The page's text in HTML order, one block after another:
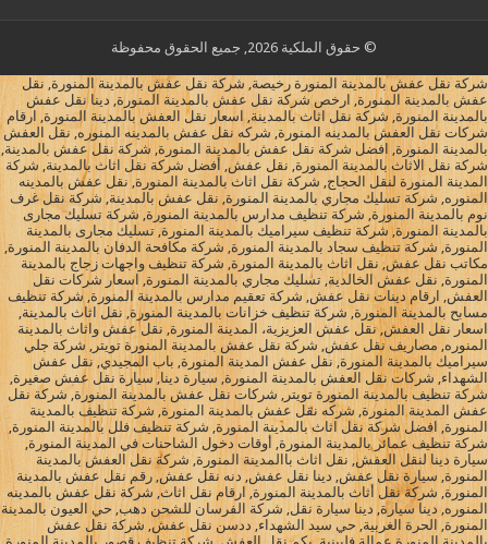
© حقوق الملكية 2026, جميع الحقوق محفوظة
شركة نقل عفش بالمدينة المنورة رخيصة, شركة نقل عفش بالمدينة المنورة, نقل
عفش بالمدينة المنورة, ارخص شركة نقل عفش بالمدينة المنورة, دينا نقل عفش
بالمدينة المنورة, شركة نقل اثاث بالمدينة, اسعار نقل العفش بالمدينة المنورة, ارقام
شركات نقل العفش بالمدينه المنورة, شركه نقل عفش بالمدينه المنوره, نقل العفش
بالمدينة المنورة, افضل شركة نقل عفش بالمدينة المنورة, شركة نقل عفش بالمدينة,
شركة نقل الاثاث بالمدينة المنورة, نقل عفش, أفضل شركة نقل اثاث بالمدينة, شركة
المدينة المنورة لنقل الحجاج, شركة نقل اثاث بالمدينة المنورة, نقل عفش بالمدينه
المنوره, شركة تسليك مجاري بالمدينة المنورة, نقل عفش بالمدينة, شركة نقل غرف
نوم بالمدينة المنورة, شركة تنظيف مدارس بالمدينة المنورة, شركة تسليك مجارى
بالمدينة المنورة, شركة تنظيف سيراميك بالمدينة المنورة, تسليك مجارى بالمدينة
المنورة, شركة تنظيف سجاد بالمدينة المنورة, شركة مكافحة الدفان بالمدينة المنورة,
مكاتب نقل عفش, نقل اثاث بالمدينة المنورة, شركة تنظيف واجهات زجاج بالمدينة
المنورة, نقل عفش الخالدية, تسليك مجاري بالمدينة المنورة, اسعار شركات نقل
العفش, ارقام دينات نقل عفش, شركة تعقيم مدارس بالمدينة المنورة, شركة تنظيف
مسابح بالمدينة المنورة, شركة تنظيف خزانات بالمدينة المنورة, نقل اثاث بالمدينة,
اسعار نقل العفش, نقل عفش العزيزية، المدينة المنورة, نقل عفش واثاث بالمدينة
المنوره, مصاريف نقل عفش, شركة نقل عفش بالمدينة المنورة تويتر, شركة جلي
سيراميك بالمدينة المنورة, نقل عفش المدينة المنورة, باب المجيدي, نقل عفش
الشهداء, شركات نقل العفش بالمدينة المنورة, سيارة دينا, سيارة نقل عفش صغيرة,
شركة تنظيف بالمدينة المنورة تويتر, شركات نقل عفش بالمدينة المنورة, شركة نقل
عفش المدينة المنورة, شركه نقل عفش بالمدينة المنورة, شركة تنظيف بالمدينة
المنورة, افضل شركة نقل اثاث بالمدينة المنورة, شركة تنظيف فلل بالمدينة المنورة,
شركة تنظيف عمائر بالمدينة المنورة, أوقات دخول الشاحنات في المدينة المنورة,
سيارة دينا لنقل العفش, نقل اثاث باالمدينة المنورة, شركة نقل العفش بالمدينة
المنورة, سيارة نقل عفش, دينا نقل عفش, دنه نقل عفش, رقم نقل عفش بالمدينة
المنورة, شركة نقل أثاث بالمدينة المنورة, ارقام نقل اثاث, شركة نقل عفش بالمدينه
المنوره, دينا سيارة, دينا سيارة نقل, شركة الفرسان للشحن دهب, حي العيون بالمدينة
المنورة, الحرة الغربية, حي سيد الشهداء, ددسن نقل عفش, شركة نقل عفش